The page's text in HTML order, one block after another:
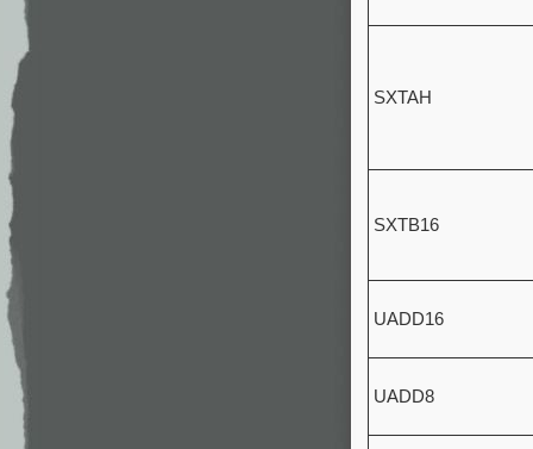
SXTAH
SXTB16
UADD16
UADD8